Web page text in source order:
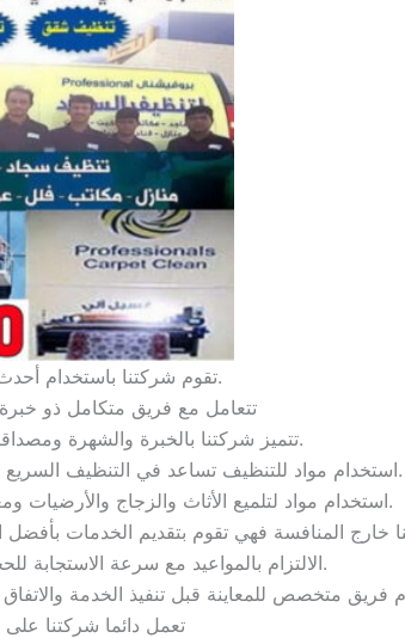
تقوم شركتنا باستخدام أحدث وسائل التنظيف العالمية.
تتعامل مع فريق متكامل ذو
تتميز شركتنا بالخبرة والشهرة ومصداقيتها في مجال تقديم خدمات المنازل.
استخدام مواد للتنظيف تساعد في التنظيف السريع وتعطي فاعلية كبيرة بجانب استخدام مواد معقمة.
استخدام مواد لتلميع الأثاث والزجاج والأرضيات ومعطرات من أحسن الأنواع المتواجدة في الأسواق.
الالتزام بالمواعيد مع سرعة الاستجابة للحجوزات وإتقان العمل ومصداقية التعامل.
تعمل دائما شركتنا على